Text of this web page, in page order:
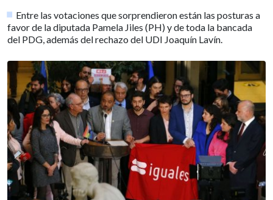
Entre las votaciones que sorprendieron están las posturas a
favor de la diputada Pamela Jiles (PH) y de toda la bancada
del PDG, además del rechazo del UDI Joaquín Lavín.